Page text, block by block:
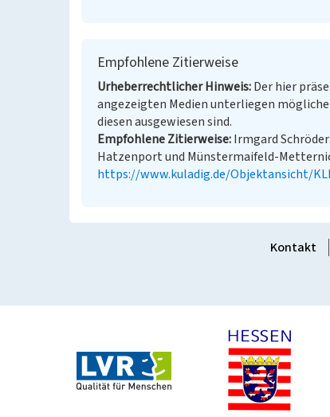
Empfohlene Zitierweise
Urheberrechtlicher Hinweis Der hier
angezeigten Medien unterliegen
diesen ausgewiesen sind.
Empfohlene Zitierweise Irmgard
Hatzenport und Münstermaifeld-
https://www.kuladig.de/Objektansicht/
Kontakt